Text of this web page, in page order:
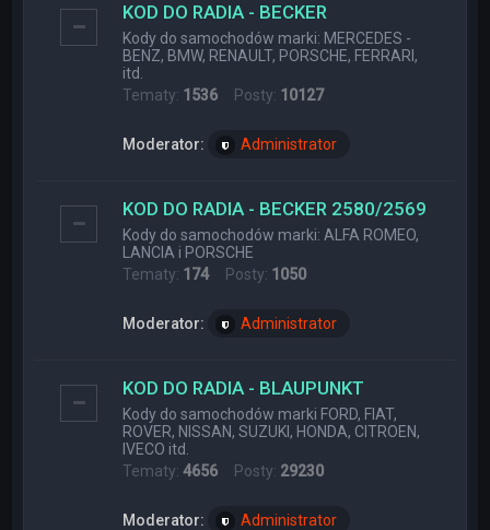
KOD DO RADIA - BECKER
Kody do samochodów marki: MERCEDES -
BENZ, BMW, RENAULT, PORSCHE, FERRARI,
itd.
Tematy: 1536 Posty: 10127
Moderator: Administrator
KOD DO RADIA - BECKER 2580/2569
Kody do samochodów marki: ALFA ROMEO,
LANCIA i PORSCHE
Tematy: 174Posty: 1050
Moderator: Administrator
KOD DO RADIA - BLAUPUNKT
Kody do samochodów marki FORD, FIAT,
ROVER, NISSAN, SUZUKI, HONDA, CITROEN,
IVECO itd.
Tematy:4656 Posty: 29230
Moderator: Administrator